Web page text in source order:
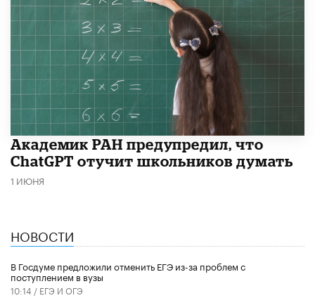
Академик РАН предупредил, что
ChatGPT отучит школьников думать
1 ИЮНЯ
НОВОСТИ
В Госдуме предложили отменить ЕГЭ из-за проблем с
поступлением в вузы
10:14 / ЕГЭ И ОГЭ